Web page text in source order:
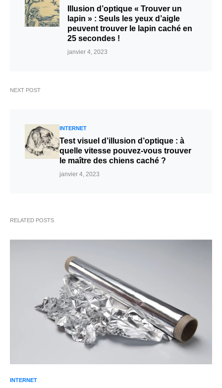
Illusion d’optique « Trouver un
lapin » : Seuls les yeux d’aigle
peuvent trouver le lapin caché en
25 secondes !
janvier 4, 2023
NEXT POST
INTERNET
Test visuel d’illusion d’optique : à
quelle vitesse pouvez-vous trouver
le maître des chiens caché ?
janvier 4, 2023
RELATED POSTS
INTERNET